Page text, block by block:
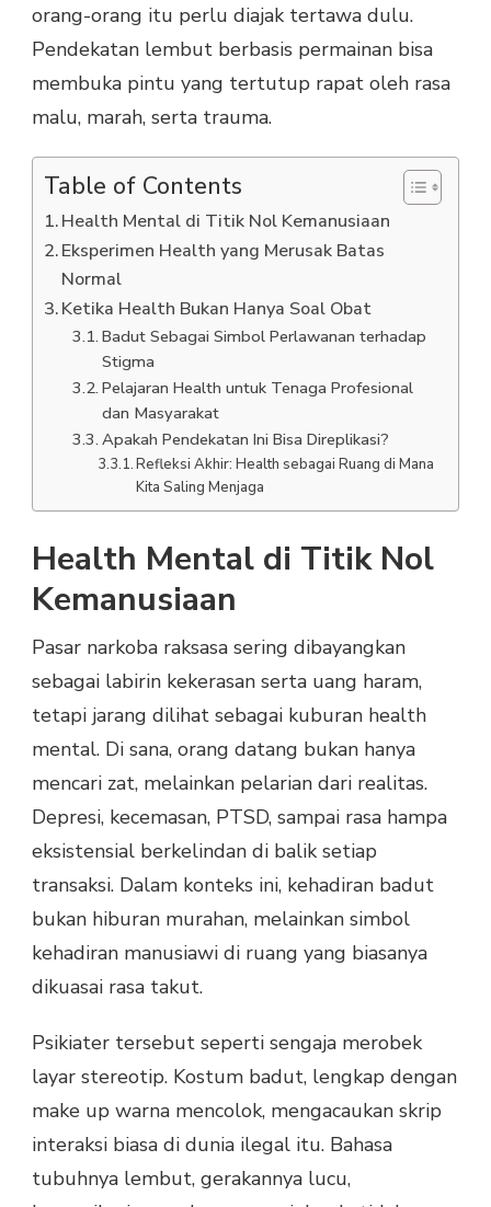
orang-orang itu perlu diajak tertawa dulu.
Pendekatan lembut berbasis permainan bisa
membuka pintu yang tertutup rapat oleh rasa
malu, marah, serta trauma.
Table of Contents
Health Mental di Titik Nol Kemanusiaan
Eksperimen Health yang Merusak Batas
Normal
Ketika Health Bukan Hanya Soal Obat
Badut Sebagai Simbol Perlawanan terhadap
Stigma
Pelajaran Health untuk Tenaga Profesional
dan Masyarakat
Apakah Pendekatan Ini Bisa Direplikasi?
Refleksi Akhir: Health sebagai Ruang di Mana
Kita Saling Menjaga
Health Mental di Titik Nol
Kemanusiaan
Pasar narkoba raksasa sering dibayangkan
sebagai labirin kekerasan serta uang haram,
tetapi jarang dilihat sebagai kuburan health
mental. Di sana, orang datang bukan hanya
mencari zat, melainkan pelarian dari realitas.
Depresi, kecemasan, PTSD, sampai rasa hampa
eksistensial berkelindan di balik setiap
transaksi. Dalam konteks ini, kehadiran badut
bukan hiburan murahan, melainkan simbol
kehadiran manusiawi di ruang yang biasanya
dikuasai rasa takut.
Psikiater tersebut seperti sengaja merobek
layar stereotip. Kostum badut, lengkap dengan
make up warna mencolok, mengacaukan skrip
interaksi biasa di dunia ilegal itu. Bahasa
tubuhnya lembut, gerakannya lucu,